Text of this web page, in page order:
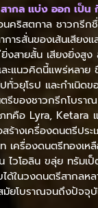
ากล แบ่ง ออก เป็น
คริสตกาล ชาวกรีก
การสั่นของเส้นเสียง
ยิ่งสายสั้น เสียงยิ่งสูง
ะแนวคิดนี้แพร่หลาย
ทั่วยุโรป และกำเนิด
รีของชาวกรีกโบรา
ทคือ Lyra, Ketara
ร้างเครื่องดนตรีประ
เครื่องดนตรีทองเห
ไวโอลิน ขลุ่ย ทรัมเ
ด้ในวงดนตรีสากลห
มัยโบราณจนถึงปัจจุ